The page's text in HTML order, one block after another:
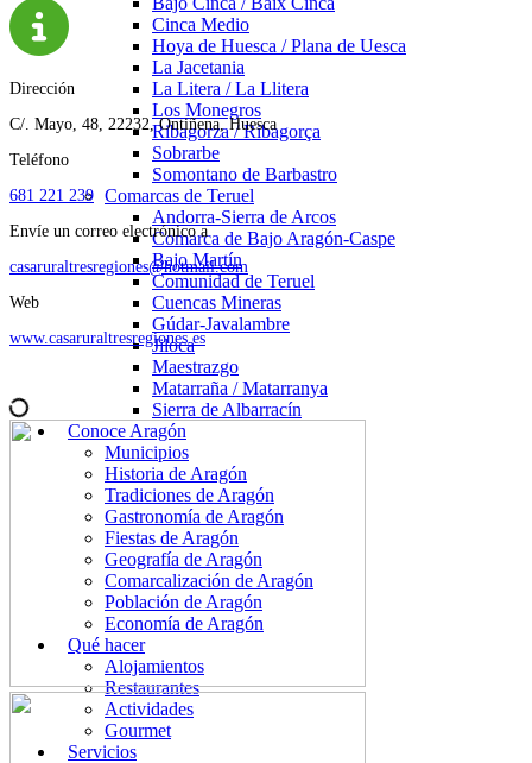
Cinca Medio
Hoya de Huesca / Plana de Uesca
La Jacetania
La Litera / La Llitera
Los Monegros
Ribagorza / Ribagorça
Sobrarbe
Somontano de Barbastro
Comarcas de Teruel
Andorra-Sierra de Arcos
Comarca de Bajo Aragón-Caspe
Bajo Martín
Comunidad de Teruel
Cuencas Mineras
Gúdar-Javalambre
Jiloca
Maestrazgo
Matarraña / Matarranya
Sierra de Albarracín
Conoce Aragón
Municipios
Historia de Aragón
Tradiciones de Aragón
Gastronomía de Aragón
Fiestas de Aragón
Geografía de Aragón
Comarcalización de Aragón
Población de Aragón
Economía de Aragón
Qué hacer
Alojamientos
Restaurantes
Actividades
Gourmet
Servicios
Dirección
C/. Mayo, 48, 22232, Ontiñena, Huesca
Teléfono
681 221 239
Envíe un correo electrónico a
casaruraltresregiones@hotmail.com
Web
www.casaruraltresregiones.es